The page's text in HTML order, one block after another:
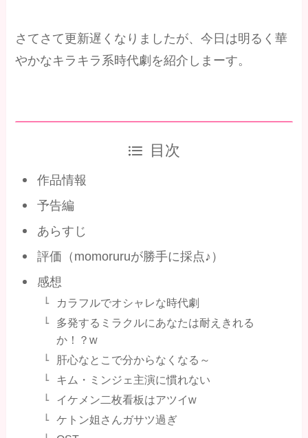
さてさて更新遅くなりましたが、今日は明るく華
やかなキラキラ系時代劇を紹介しまーす。
目次
作品情報
予告編
あらすじ
評価（momoruruが勝手に採点♪）
感想
カラフルでオシャレな時代劇
多発するミラクルにあなたは耐えきれる
か！？w
肝心なとこで分からなくなる～
キム・ミンジェ主演に慣れない
イケメン二枚看板はアツイw
ケトン姐さんガサツ過ぎ